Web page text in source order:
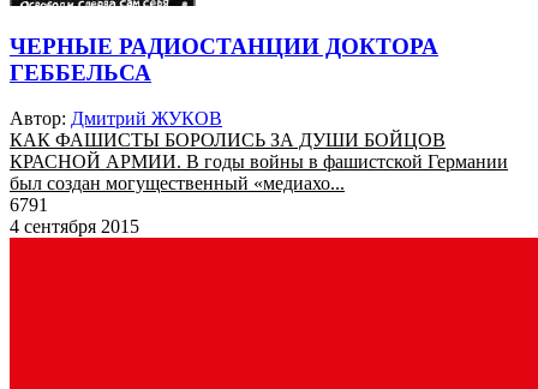
ЧЕРНЫЕ РАДИОСТАНЦИИ ДОКТОРА
ГЕББЕЛЬСА
Автор: Дмитрий ЖУКОВ
КАК ФАШИСТЫ БОРОЛИСЬ ЗА ДУШИ БОЙЦОВ
КРАСНОЙ АРМИИ. В годы войны в фашистской Германии
был создан могущественный «медиахо...
6791
4 сентября 2015